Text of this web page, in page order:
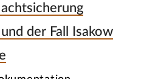
der Fall Isakow